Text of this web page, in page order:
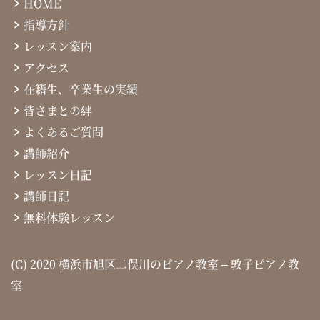
HOME
指導方針
レッスン案内
アクセス
在籍生、卒業生の実績
皆さまとの絆
よくあるご質問
講師紹介
レッスン日記
講師日記
無料体験レッスン
(C) 2020 横浜市旭区二俣川のピアノ教室 – 敦子ピアノ教
室